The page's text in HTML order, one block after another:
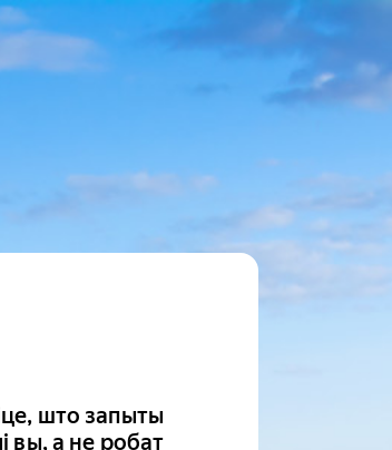
што запыты
вы, а не робат